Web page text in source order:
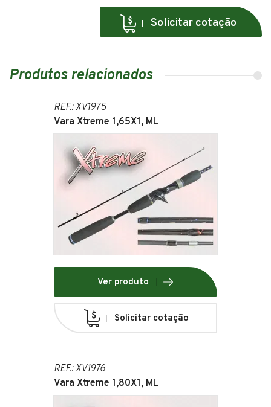
Solicitar cotação
Produtos relacionados
REF.: XV1975
Vara Xtreme 1,65X1, ML
Ver produto
Solicitar cotação
REF.: XV1976
Vara Xtreme 1,80X1, ML